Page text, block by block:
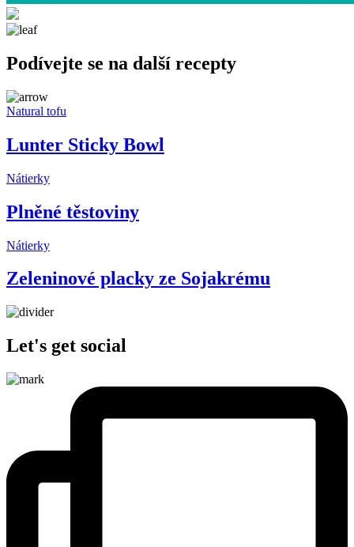
Podívejte se na další recepty
Natural tofu
Lunter Sticky Bowl
Nátierky
Plněné těstoviny
Nátierky
Zeleninové placky ze Sojakrému
Let's get social